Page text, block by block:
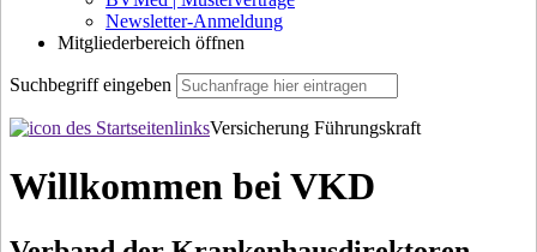
Newsletter-Anmeldung
Mitgliederbereich öffnen
Suchbegriff eingeben
Versicherung Führungskraft
Willkommen bei VKD